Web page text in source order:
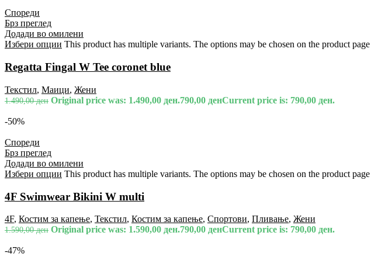
Спореди
Брз преглед
Додади во омилени
Избери опции This product has multiple variants. The options may be chosen on the product page
Regatta Fingal W Tee coronet blue
Текстил, Маици, Жени
1.490,00ден Original price was: 1.490,00 ден.790,00 денCurrent price is: 790,00 ден.
-50%
Спореди
Брз преглед
Додади во омилени
Избери опции This product has multiple variants. The options may be chosen on the product page
4F Swimwear Bikini W multi
4F, Костим за капење, Текстил, Костим за капење, Спортови, Пливање, Жени
1.590,00ден Original price was: 1.590,00 ден.790,00 денCurrent price is: 790,00 ден.
-47%